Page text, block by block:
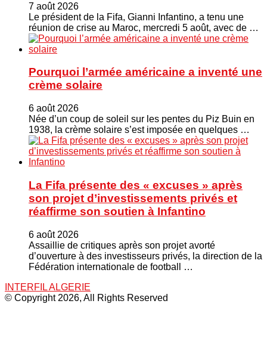
7 août 2026
Le président de la Fifa, Gianni Infantino, a tenu une
réunion de crise au Maroc, mercredi 5 août, avec de …
Pourquoi l’armée américaine a inventé une
crème solaire
6 août 2026
Née d’un coup de soleil sur les pentes du Piz Buin en
1938, la crème solaire s’est imposée en quelques …
La Fifa présente des « excuses » après
son projet d’investissements privés et
réaffirme son soutien à Infantino
6 août 2026
Assaillie de critiques après son projet avorté
d’ouverture à des investisseurs privés, la direction de la
Fédération internationale de football …
INTERFIL ALGERIE
© Copyright 2026, All Rights Reserved